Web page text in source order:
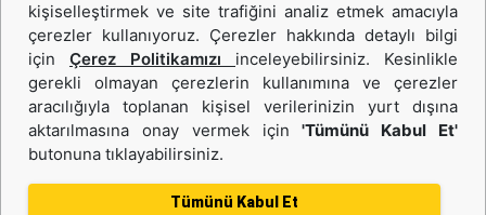
İş Makinası ve Güç Sistemleri
İkinci el ve Kiralama
kişiselleştirmek ve site trafiğini analiz etmek amacıyla
çerezler kullanıyoruz. Çerezler hakkında detaylı bilgi
için Çerez Politikamızı inceleyebilirsiniz. Kesinlikle
gerekli olmayan çerezlerin kullanımına ve çerezler
aracılığıyla toplanan kişisel verilerinizin yurt dışına
aktarılmasına onay vermek için'Tümünü Kabul Et'
butonuna tıklayabilirsiniz.
Tümünü Kabul Et